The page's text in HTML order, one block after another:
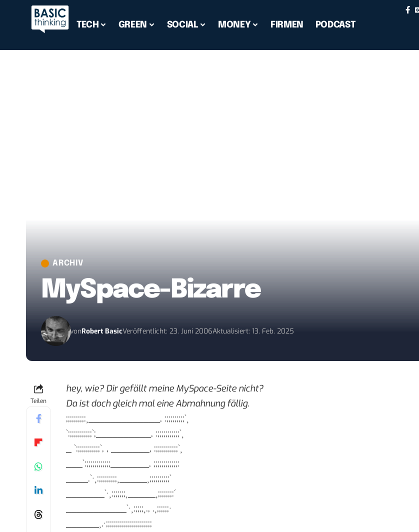
TECH GREEN SOCIAL MONEY FIRMEN PODCAST
ARCHIV
MySpace-Bizarre
vonRobert BasicVeröffentlicht: 23. Juni 2006Aktualisiert: 13. Feb. 2025
Teilen
hey, wie? Dir gefälltmeine MySpace-Seite nicht?
Da ist doch gleich mal eine Abmahnung fällig.
;;;;;;;;;:¸_____________, :;;;;;;;;;`¸
`:;;;;;;;;;;;`;__________, :;;;;;;;;;;;`¸
_ `:;;;;;;;;;;;`, , _______, :;;;;;;;;;;;`¸
___`:;;;;;;;;;;;;_______, ;;;;;;;;;;;;:
____.`·¸:;;;;;;;;;¸_____¸;;;;;;;;;;`
_______`·¸:;;;;;;¸_____¸;;;;;;;:´
___________`·¸:;;;;¸., .¸;;;;;;·
______¸.·;;;;;;;;;;;;;;;;;;;;;;;